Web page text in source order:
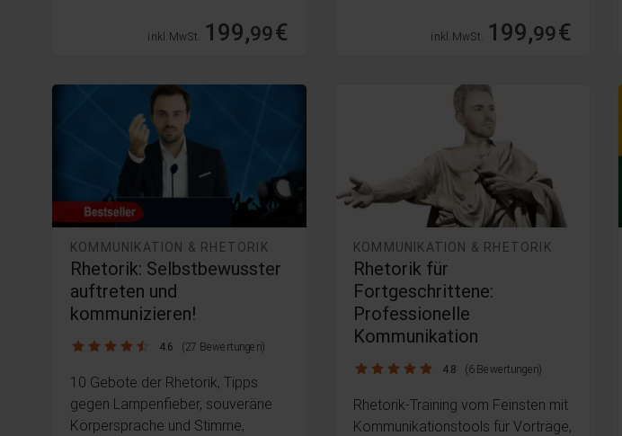
inkl. MwSt. 199,99€ inkl. MwSt. 199,99€
KOMMUNIKATION & RHETORIK
Rhetorik: Selbstbewusster
auftreten und
kommunizieren!
4.6 / 5 4.6 (27 Bewertungen)
10 Gebote der Rhetorik, Tipps
gegen Lampenfieber, souveräne
Körpersprache und Stimme,
KOMMUNIKATION & RHETORIK
Rhetorik für
Fortgeschrittene:
Professionelle
Kommunikation
4.8 / 5 4.8 (6 Bewertungen)
Rhetorik-Training vom Feinsten mit
Kommunikationstools für Vorträge,